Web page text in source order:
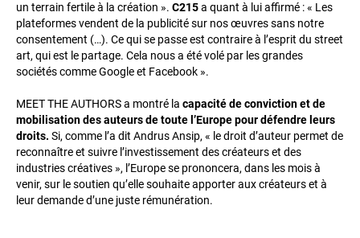
un terrain fertile à la création ». C215a quant à lui affirmé : « Les
plateformes vendent de la publicité sur nos œuvres sans notre
consentement (…). Ce qui se passe est contraire à l’esprit du street
art, qui est le partage. Cela nous a été volé par les grandes
sociétés comme Google et Facebook ».
MEET THE AUTHORS a montré la capacité de conviction et de
mobilisation des auteurs de toute l’Europe pour défendre leurs
droits. Si, comme l’a dit Andrus Ansip, « le droit d’auteur permet de
reconnaître et suivre l’investissement des créateurs et des
industries créatives », l’Europe se prononcera, dans les mois à
venir, sur le soutien qu’elle souhaite apporter aux créateurs et à
leur demande d’une juste rémunération.